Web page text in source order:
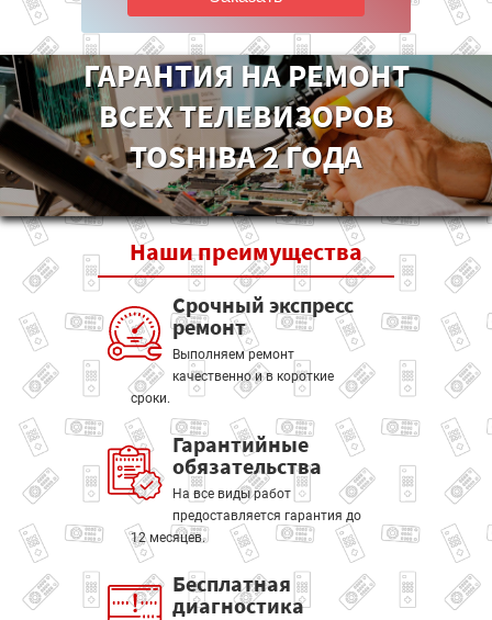
ГАРАНТИЯ НА РЕМОНТ
ВСЕХ ТЕЛЕВИЗОРОВ
TOSHIBA 2 ГОДА
Нашипреимущества
Срочный экспресс
ремонт
Выполняем ремонт
качественно и в короткие
сроки.
Гарантийные
обязательства
На все виды работ
предоставляется гарантия до
12 месяцев.
Бесплатная
диагностика